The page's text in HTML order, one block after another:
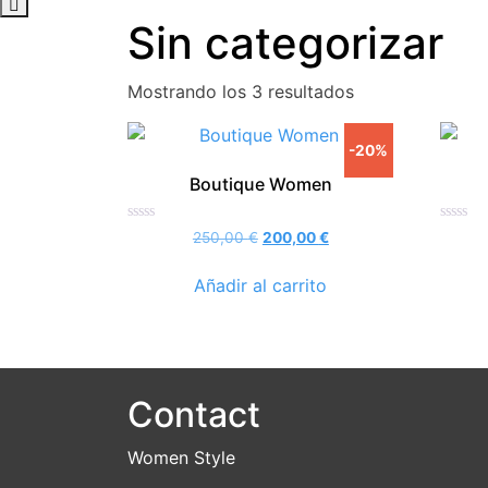
Sin categorizar
Mostrando los 3 resultados
-20%
Boutique Women
250,00€ El
original
200,00€El
Añadir al carrito
Contact
Women Style